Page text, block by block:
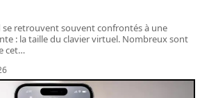
se retrouvent souvent confrontés à une
: la taille du clavier virtuel. Nombreux sont
cet…